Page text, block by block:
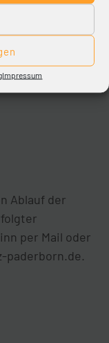
Impressum
Ihren
für die
Ablauf der
per Mail oder
paderborn.de.